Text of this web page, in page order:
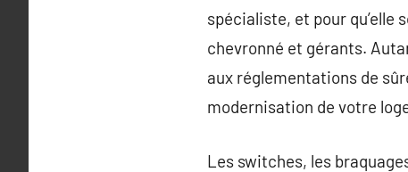
spécialiste, et pour
chevronné et gérants.
aux réglementations de
modernisation de votre
Les switches, les